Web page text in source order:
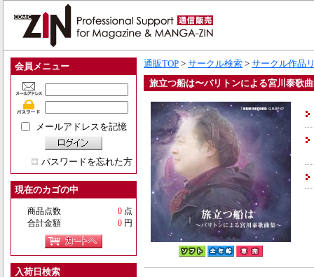
会員メニュー
メールアドレスを記憶
パスワードを忘れた方
現在のカゴの中
商品点数 0 点
合計金額
0 円
入荷日検索
通販TOP > サークル検索 > サークル作品
旅立つ船は〜バリトンによる宮川泰歌